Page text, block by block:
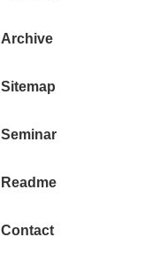
Archive
Sitemap
Seminar
Readme
Contact
ブログのデザイン
京ブロガーミート
絶版でしたが、中
技術的なことは書
のコーディング、
考えること」とは